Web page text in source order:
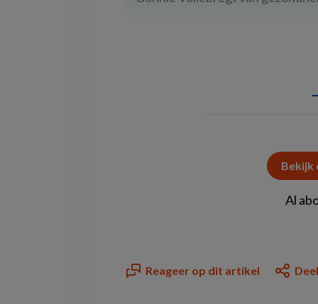
Bekijk
Al
Reageer op dit artikel